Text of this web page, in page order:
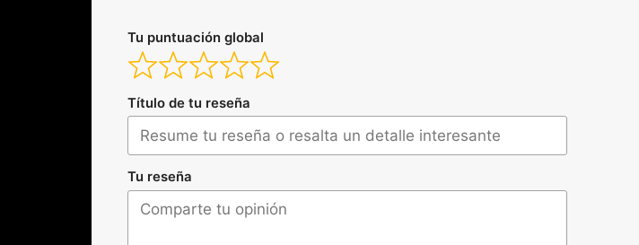
Tu puntuación global
Título de tu reseña
Tu reseña